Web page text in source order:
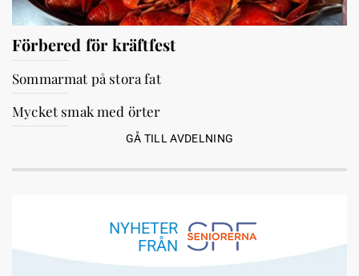
Förbered för kräftfest
Sommarmat på stora fat
Mycket smak med örter
GÅ TILL AVDELNING
NYHETER
FRÅN